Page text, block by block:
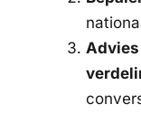
Advies